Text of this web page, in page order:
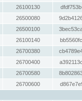
26100130
26500080
26500100
26100140
26700380
26700400
26700580
26700600